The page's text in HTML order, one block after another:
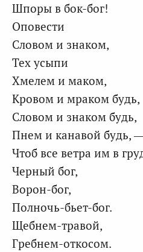
Шпоры в бок-бог!
Оповести
Словом и знаком,
Тех усыпи
Хмелем и маком,
Кровом и мраком будь,
Словом и знаком будь,
Пнем и канавой будь,
Чтоб все ветра им в
Черный бог,
Ворон-бог,
Полночь-бьет-бог.
Щебнем-травой,
Гребнем-откосом.